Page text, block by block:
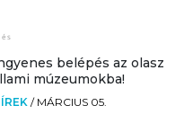
belépés az olasz
múzeumokba!
/ MÁRCIUS 05.